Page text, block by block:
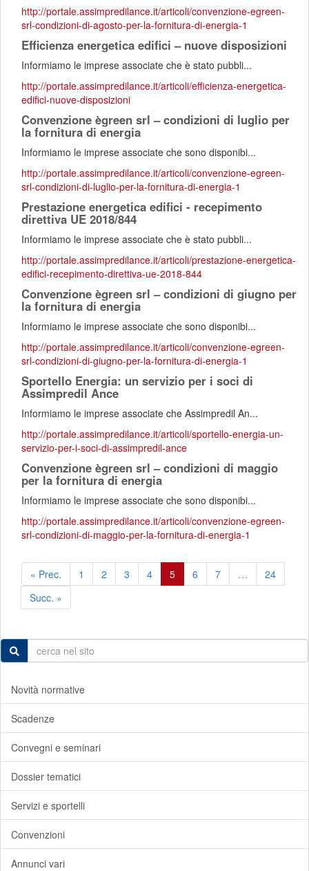
http://portale.assimpredilance.it/articoli/convenzione-egreen-
srl-condizioni-di-agosto-per-la-fornitura-di-energia-1
Efficienza energetica edifici – nuove disposizioni
Informiamo le imprese associate che è stato pubbli...
http://portale.assimpredilance.it/articoli/efficienza-energetica-
edifici-nuove-disposizioni
Convenzione ègreen srl – condizioni di luglio per
la fornitura di energia
Informiamo le imprese associate che sono disponibi...
http://portale.assimpredilance.it/articoli/convenzione-egreen-
srl-condizioni-di-luglio-per-la-fornitura-di-energia-1
Prestazione energetica edifici - recepimento
direttiva UE 2018/844
Informiamo le imprese associate che è stato pubbli...
http://portale.assimpredilance.it/articoli/prestazione-energetica-
edifici-recepimento-direttiva-ue-2018-844
Convenzione ègreen srl – condizioni di giugno per
la fornitura di energia
Informiamo le imprese associate che sono disponibi...
http://portale.assimpredilance.it/articoli/convenzione-egreen-
srl-condizioni-di-giugno-per-la-fornitura-di-energia-1
Sportello Energia: un servizio per i soci di
Assimpredil Ance
Informiamo le imprese associate che Assimpredil An...
http://portale.assimpredilance.it/articoli/sportello-energia-un-
servizio-per-i-soci-di-assimpredil-ance
Convenzione ègreen srl – condizioni di maggio
per la fornitura di energia
Informiamo le imprese associate che sono disponibi...
http://portale.assimpredilance.it/articoli/convenzione-egreen-
srl-condizioni-di-maggio-per-la-fornitura-di-energia-1
« Prec. 1 2 3 4 5 6 7 …
24
Succ. »
Novità normative
Scadenze
Convegni e seminari
Dossier tematici
Servizi e sportelli
Convenzioni
Annunci vari